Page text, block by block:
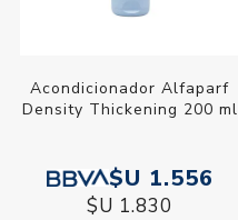
Acondicionador Alfaparf
Density Thickening 200 ml
$U 1.556
$U 1.830